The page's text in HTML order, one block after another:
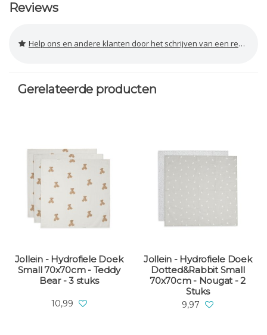
Reviews
Help ons en andere klanten door het schrijven van een review
Gerelateerde producten
Jollein - Hydrofiele Doek
Small 70x70cm - Teddy
Bear - 3 stuks
10,99
Jollein - Hydrofiele Doek
Dotted&Rabbit Small
70x70cm - Nougat - 2
Stuks
9,97